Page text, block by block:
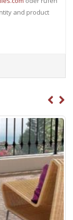
and product